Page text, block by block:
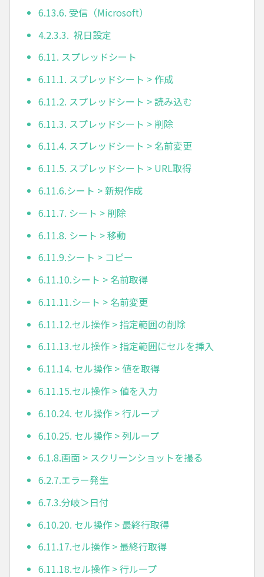
6.13.6. 受信（Microsoft）
4.2.3.3. 祝日設定
6.11. スプレッドシート
6.11.1. スプレッドシート > 作成
6.11.2. スプレッドシート > 読み込む
6.11.3. スプレッドシート > 削除
6.11.4. スプレッドシート > 名前変更
6.11.5. スプレッドシート > URL取得
6.11.6.シート > 新規作成
6.11.7. シート > 削除
6.11.8. シート > 移動
6.11.9.シート > コピー
6.11.10.シート > 名前取得
6.11.11.シート > 名前変更
6.11.12.セル操作 > 指定範囲の削除
6.11.13.セル操作 > 指定範囲にセルを挿入
6.11.14. セル操作 > 値を取得
6.11.15.セル操作 > 値を入力
6.10.24. セル操作 > 行ループ
6.10.25. セル操作 > 列ループ
6.1.8.画面 > スクリーンショットを撮る
6.2.7.エラー発生
6.7.3.分岐＞日付
6.10.20. セル操作 > 最終行取得
6.11.17.セル操作 > 最終行取得
6.11.18.セル操作 > 行ループ